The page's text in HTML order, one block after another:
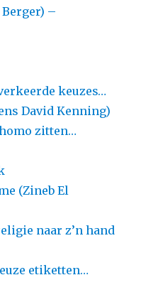
–
keuzes…
David Kenning)
zitten…
(Zineb El
naar z’n hand
etiketten…